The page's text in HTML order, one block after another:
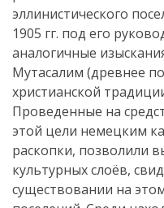
эллинистического
1905 гг. под его
аналогичные
Мутасалим (древнее
христианской
Проведенные на
этой цели немецким
раскопки, позволили
культурных слоёв,
существовании на